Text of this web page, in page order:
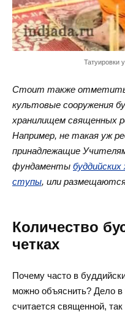
Татуировки
Стоит также
культовые сооружения
хранилищем священных
Например, не такая уж
принадлежащие
фундаменты буддийских
ступы, или
Количество
четках
Почему часто в
можно объяснить? Дело
считается священной,